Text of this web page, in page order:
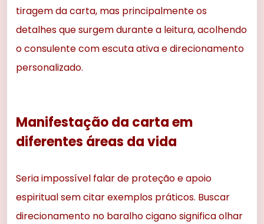
tiragem da carta, mas principalmente os
detalhes que surgem durante a leitura, acolhendo
o consulente com escuta ativa e direcionamento
personalizado.
Manifestação da carta em
diferentes áreas da vida
Seria impossível falar de proteção e apoio
espiritual sem citar exemplos práticos. Buscar
direcionamento no baralho cigano significa olhar